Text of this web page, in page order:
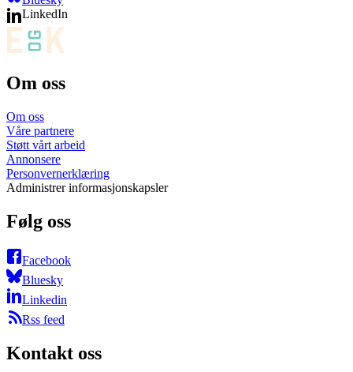
LinkedIn
Om oss
Om oss
Våre partnere
Støtt vårt arbeid
Annonsere
Personvernerklæring
Administrer informasjonskapsler
Følg oss
Facebook
Bluesky
Linkedin
Rss feed
Kontakt oss